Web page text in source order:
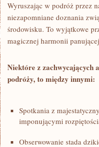
Wyruszając w podróż przez⁣
niezapomniane doznania
środowisku. ‍To wyjątkowe
magicznej harmonii
Niektóre z zachwycających
podróży, to między innymi:
Spotkania z
imponującymi
Obserwowanie stada⁢